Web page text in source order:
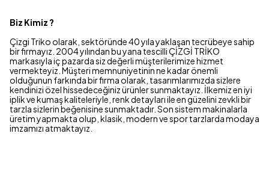
Biz Kimiz ?
Çizgi Triko olarak, sektöründe 40 yıla yaklaşan tecrübeye sahip
bir firmayız. 2004 yılından bu yana tescilli ÇİZGİ TRİKO
markasıyla iç pazarda siz değerli müşterilerimize hizmet
vermekteyiz. Müşteri memnuniyetinin ne kadar önemli
olduğunun farkında bir firma olarak, tasarımlarımızda sizlere
kendinizi özel hissedeceğiniz ürünler sunmaktayız. İlkemiz en iyi
iplik ve kumaş kaliteleriyle, renk detayları ile en güzelini zevkli bir
tarzla sizlerin beğenisine sunmaktadır. Son sistem makinalarla
üretim yapmakta olup, klasik, modern ve spor tarzlarda modaya
imzamızı atmaktayız.